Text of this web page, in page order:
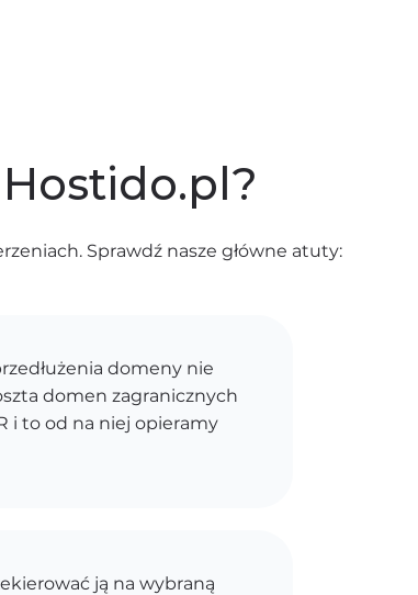
Sprawdź nasze główne atuty:
domeny nie
domen zagranicznych
i to od na niej opieramy
ją na wybraną